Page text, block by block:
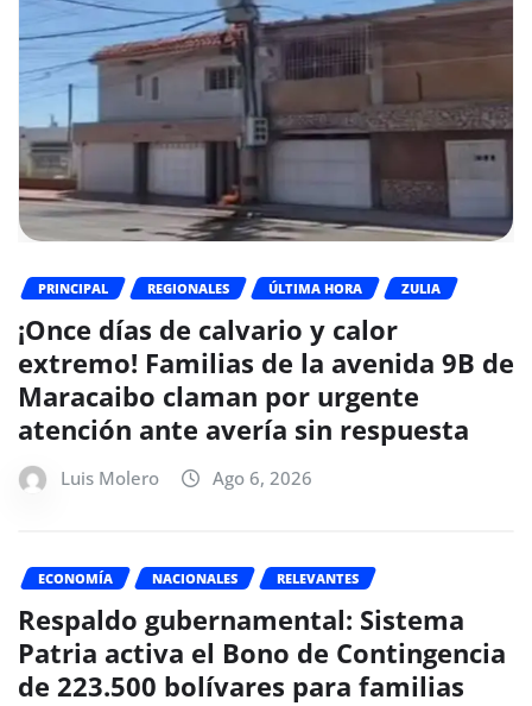
PRINCIPAL REGIONALES ÚLTIMA HORA ZULIA
¡Once días de calvario y calor
extremo! Familias de la avenida 9B de
Maracaibo claman por urgente
atención ante avería sin respuesta
Luis Molero Ago 6, 2026
ECONOMÍA NACIONALES RELEVANTES
Respaldo gubernamental: Sistema
Patria activa el Bono de Contingencia
de 223.500 bolívares para familias